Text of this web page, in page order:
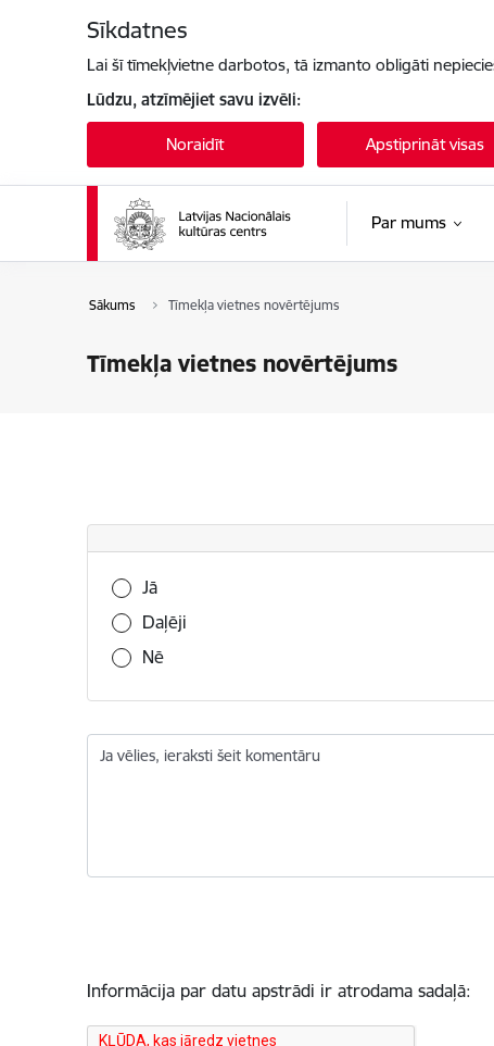
Sīkdatnes
Lai šī tīmekļvietne darbotos, tā izmanto obligāti
Lūdzu, atzīmējiet savu izvēli:
Noraidīt Apstiprināt visas
Par mums
Sākums Tīmekļa vietnes novērtējums
Tīmekļa vietnes novērtējums
Vai šī informācija bija noderīga?
Jā
Daļēji
Nē
Ja vēlies, ieraksti šeit komentāru
Informācija par datu apstrādi ir atrodama sadaļā: